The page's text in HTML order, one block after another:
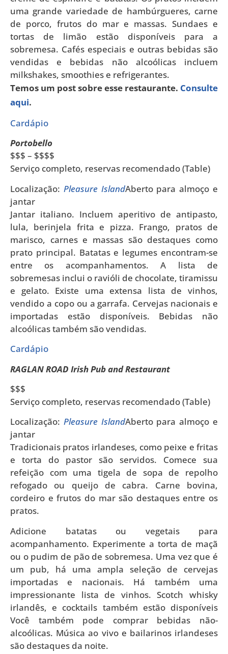
uma grande variedade de hambúrgueres, carne
de porco, frutos do mar e massas. Sundaes e
tortas de limão estão disponíveis para a
sobremesa. Cafés especiais e outras bebidas são
vendidas e bebidas não alcoólicas incluem
milkshakes, smoothies e refrigerantes.
Temos um post sobre esse restaurante. Consulte
aqui.
Cardápio
Portobello
$$$ – $$$$
Serviço completo, reservas recomendado (Table)
Localização: Pleasure IslandAberto para almoço e
jantar
Jantar italiano. Incluem aperitivo de antipasto,
lula, berinjela frita e pizza. Frango, pratos de
marisco, carnes e massas são destaques como
prato principal. Batatas e legumes encontram-se
entre os acompanhamentos. A lista de
sobremesas inclui o ravióli de chocolate, tiramissu
e gelato. Existe uma extensa lista de vinhos,
vendido a copo ou a garrafa. Cervejas nacionais e
importadas estão disponíveis. Bebidas não
alcoólicas também são vendidas.
Cardápio
RAGLAN ROAD Irish Pub and Restaurant
$$$
Serviço completo, reservas recomendado (Table)
Localização: Pleasure IslandAberto para almoço e
jantar
Tradicionais pratos irlandeses, como peixe e fritas
e torta do pastor são servidos. Comece sua
refeição com uma tigela de sopa de repolho
refogado ou queijo de cabra. Carne bovina,
cordeiro e frutos do mar são destaques entre os
pratos.
Adicione batatas ou vegetais para
acompanhamento. Experimente a torta de maçã
ou o pudim de pão de sobremesa. Uma vez que é
um pub, há uma ampla seleção de cervejas
importadas e nacionais. Há também uma
impressionante lista de vinhos. Scotch whisky
irlandês, e cocktails também estão disponíveis
Você também pode comprar bebidas não-
alcoólicas. Música ao vivo e bailarinos irlandeses
são destaques da noite.